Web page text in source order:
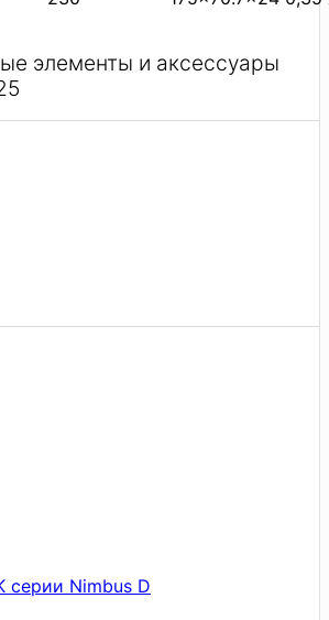
элементы и аксессуары
серии Nimbus D